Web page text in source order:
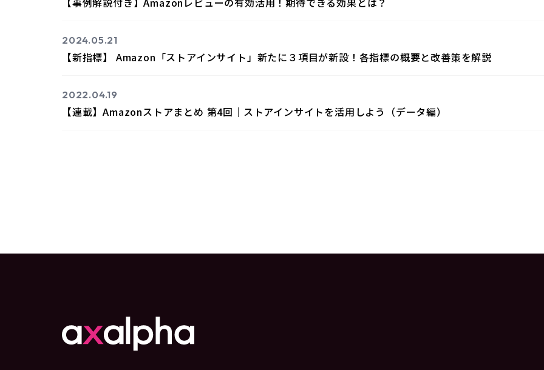
2024.05.21
【新指標】 Amazon「ストアインサイト」新たに３項目が新設！各指標の概要と改善策を解説
2022.04.19
【連載】Amazonストアまとめ 第4回｜ストアインサイトを活用しよう（データ編）